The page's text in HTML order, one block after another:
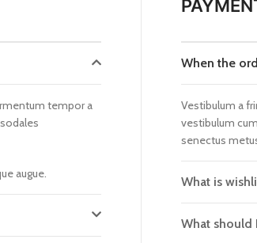
tempor a
augue.
When the
Vestibulum a
vestibulum
senectus
What is
What should